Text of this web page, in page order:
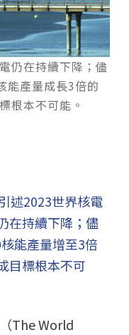
仍在持續下降；儘
能產量成長3倍的
根本不可能。
述2023世界核電
在持續下降；儘
能產量增至3倍
目標根本不可
The World